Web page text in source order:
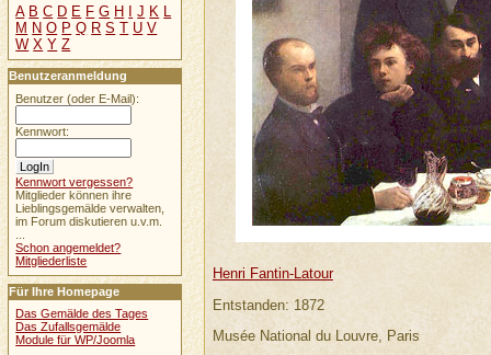
Henri Fantin-Latour
Entstanden: 1872
Musée National du Louvre, Paris
A B C D E F G H I J K L
M N O P Q R S T U V
W X Y Z
Benutzeranmeldung
Benutzer (oder E-Mail):
Kennwort:
Kennwort vergessen?
Mitglieder können ihre
Lieblingsgemälde verwalten,
im Forum diskutieren u.v.m.
Schon angemeldet?
Mitgliederliste
Für Ihre Homepage
Das Gemälde des Tages
Das Zufallsgemälde
Module für WP/Joomla